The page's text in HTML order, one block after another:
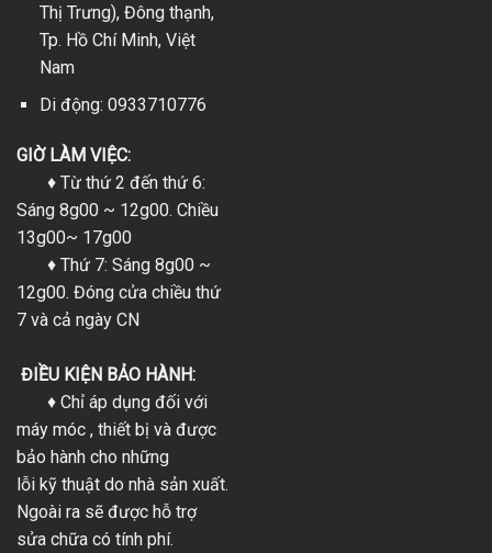
Thị Trưng), Đông thạnh,
Tp. Hồ Chí Minh, Việt
Nam
Di động: 0933710776
GIỜ LÀM VIỆC:
♦ Từ thứ 2 đến thứ 6:
Sáng 8g00 ~ 12g00. Chiều
13g00~ 17g00
♦ Thứ 7: Sáng 8g00 ~
12g00. Đóng cửa chiều thứ
7 và cả ngày CN
ĐIỀU KIỆN BẢO HÀNH:
♦ Chỉ áp dụng đối với
máy móc , thiết bị và được
bảo hành cho những
lỗi kỹ thuật do nhà sản xuất.
Ngoài ra sẽ được hỗ trợ
sửa chữa có tính phí.